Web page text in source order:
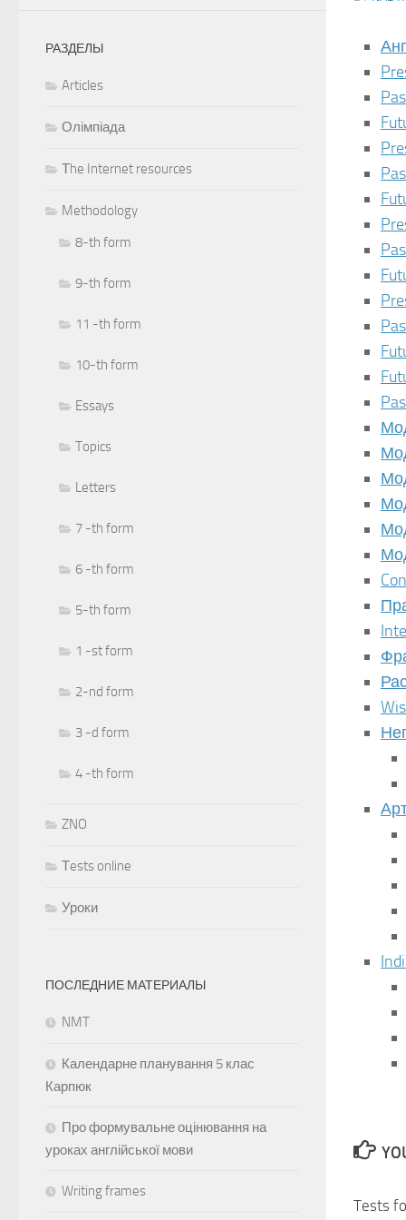
Tests
РАЗДЕЛЫ
Articles
Олімпіада
Тhe Internet resources
Methodology
8-th form
9-th form
11 -th form
10-th form
Essays
Topics
Letters
7 -th form
6 -th form
5-th form
1 -st form
2-nd form
3 -d form
4 -th form
ZNO
Тests online
Уроки
ПОСЛЕДНИЕ МАТЕРИАЛЫ
NMT
Календарне планування 5 клас
Карпюк
Про формувальне оцінювання на
уроках англійської мови
Writing frames